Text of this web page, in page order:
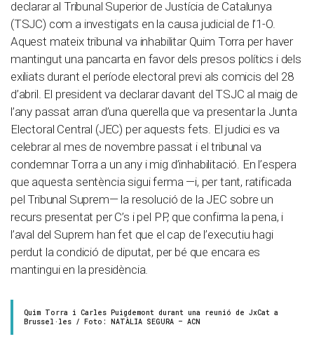
declarar al Tribunal Superior de Justícia de Catalunya
(TSJC) com a investigats en la causa judicial de l’1-O.
Aquest mateix tribunal va inhabilitar Quim Torra per haver
mantingut una pancarta en favor dels presos polítics i dels
exiliats durant el període electoral previ als comicis del 28
d’abril. El president va declarar davant del TSJC al maig de
l’any passat arran d’una querella que va presentar la Junta
Electoral Central (JEC) per aquests fets. El judici es va
celebrar al mes de novembre passat i el tribunal va
condemnar Torra a un any i mig d’inhabilitació. En l’espera
que aquesta sentència sigui ferma —i, per tant, ratificada
pel Tribunal Suprem— la resolució de la JEC sobre un
recurs presentat per C’s i pel PP, que confirma la pena, i
l’aval del Suprem han fet que el cap de l’executiu hagi
perdut la condició de diputat, per bé que encara es
mantingui en la presidència.
Quim Torra i Carles Puigdemont durant una reunió de JxCat a
Brussel·les / Foto: NATÀLIA SEGURA – ACN